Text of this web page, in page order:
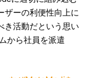
ザーの利便性向上に
き活動だという思い
から社員を派遣